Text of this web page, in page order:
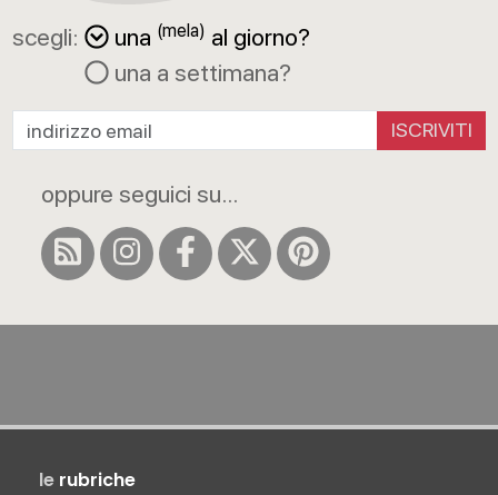
scegli: una (mela) al giorno?
una a settimana?
ISCRIVITI
oppure seguici su...
le rubriche